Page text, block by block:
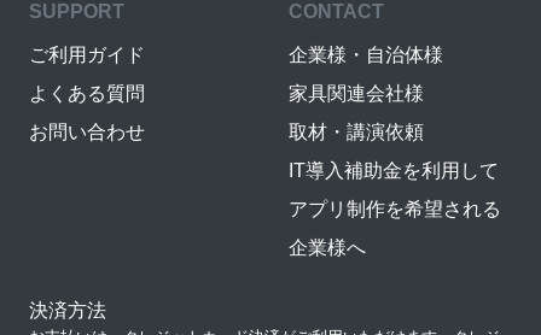
SUPPORT
ご利用ガイド
よくある質問
お問い合わせ
CONTACT
企業様・自治体様
家具関連会社様
取材・講演依頼
IT導入補助金を利用して
アプリ制作を希望される
企業様へ
決済方法